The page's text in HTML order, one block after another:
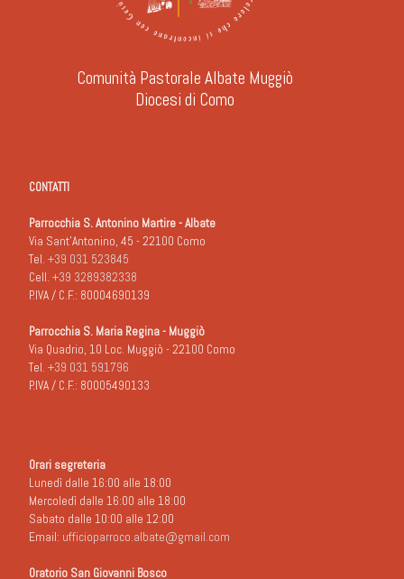
Comunità Pastorale Albate Muggiò
Diocesi di Como
CONTATTI
Parrocchia S. Antonino Martire - Albate
Via Sant'Antonino, 45 - 22100 Como
Tel. +39 031 523845
Cell. +39 3289382338
P.IVA / C.F.: 80004690139
Parrocchia S. Maria Regina - Muggiò
Via Quadrio, 10 Loc. Muggiò - 22100 Como
Tel. +39 031 591796
P.IVA / C.F.: 80005490133
Orari segreteria
Lunedì dalle 16:00 alle 18:00
Mercoledì dalle 16:00 alle 18:00
Sabato dalle 10:00 alle 12:00
Email: ufficioparroco.albate@gmail.com
Oratorio San Giovanni Bosco